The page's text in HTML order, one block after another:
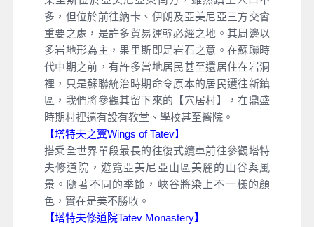
多，但位於前往納卡、伊朗及亞美尼亞三方交會
重要之處，是許多貿易運輸必經之地。其周邊以
多岩地形為主，果里斯即是岩石之意。在蘇聯時
代中期之前，有許多當地居民甚至還居住在岩洞
裡，只是蘇聯統治時期命令原本的居民遷往新鎮
區，我們將參觀其留下來的【穴居村】，在鼎盛
時期村裡還有設有教堂、學校甚至醫院。
【塔特夫之翼Wings of Tatev】
搭乘全世界單段最長的往復式纜車前往參觀塔特
夫修道院，遊覽亞美尼亞山區美麗的山谷與風
景。隨著不同的季節，峽谷將染上不一樣的顏
色，實在是美不勝收。
【塔特夫修道院Tatev Monastery】